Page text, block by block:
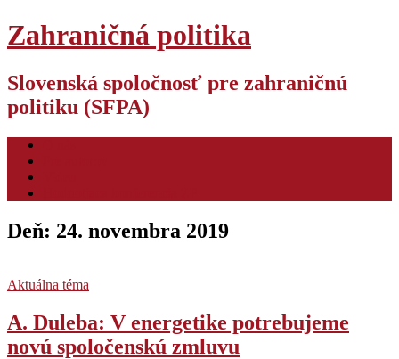
Zahraničná politika
Slovenská spoločnosť pre zahraničnú
politiku (SFPA)
Deň: 24. novembra 2019
Aktuálna téma
A. Duleba: V energetike potrebujeme
novú spoločenskú zmluvu